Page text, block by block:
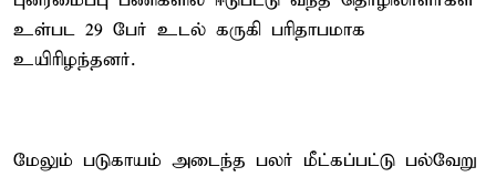
உள்பட 29 பேர் உடல் கருகி பரிதாபமாக
உயிரிழந்தனர்.
மேலும் படுகாயம் அடைந்த பலர் மீட்கப்பட்டு பல்வேறு